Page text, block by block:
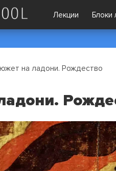
Лекции Блоки
на ладони. Рождество